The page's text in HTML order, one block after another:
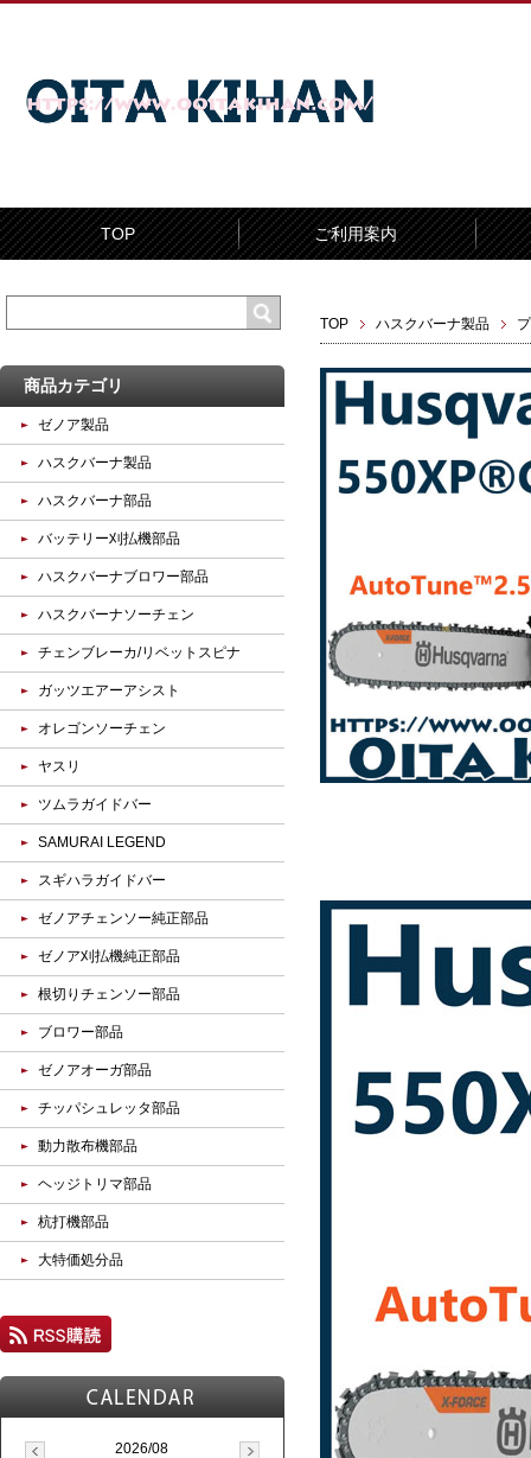
TOP ご利用案内
TOP ハスクバーナ製品
商品カテゴリ
ゼノア製品
ハスクバーナ製品
ハスクバーナ部品
バッテリー刈払機部品
ハスクバーナブロワー部品
ハスクバーナソーチェン
チェンブレーカ/リベットスピナ
ガッツエアーアシスト
オレゴンソーチェン
ヤスリ
ツムラガイドバー
SAMURAI LEGEND
スギハラガイドバー
ゼノアチェンソー純正部品
ゼノア刈払機純正部品
根切りチェンソー部品
ブロワー部品
ゼノアオーガ部品
チッパシュレッタ部品
動力散布機部品
ヘッジトリマ部品
杭打機部品
大特価処分品
2026/08